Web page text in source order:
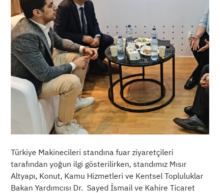
Türkiye Makinecileri standına fuar ziyaretçileri
tarafından yoğun ilgi gösterilirken, standımız Mısır
Altyapı, Konut, Kamu Hizmetleri ve Kentsel Topluluklar
Bakan Yardımcısı Dr. Sayed İsmail ve Kahire Ticaret